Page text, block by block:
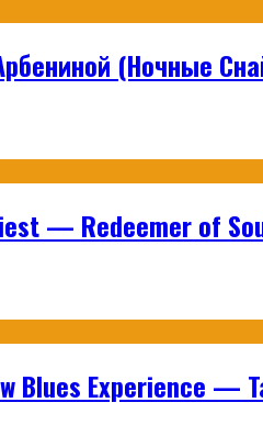
(Ночные
— Redeemer of
Blues Experience —